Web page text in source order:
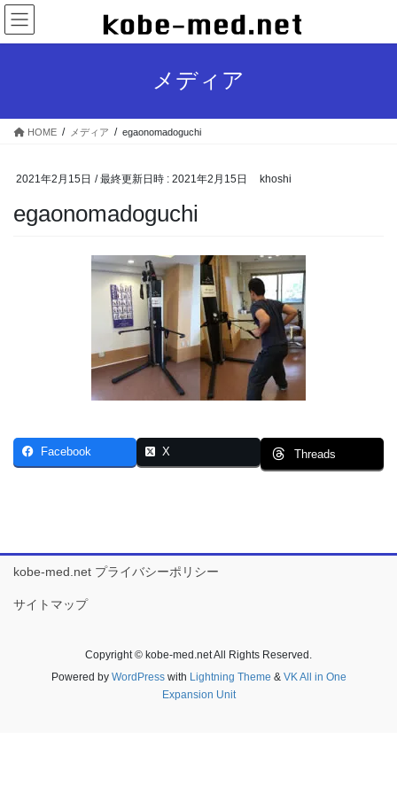
コ
ン
テ
ス
ナ
ビ
ゲ
ン
メディア
HOME メディア egaonomadoguchi
2021年2月15日 / 最終更新日時 : 2021年2月15日 khoshi
egaonomadoguchi
Facebook X Threads
kobe-med.net プライバシーポリシー
サイトマップ
Copyright © kobe-med.net All Rights Reserved.
Powered by WordPresswith Lightning Theme & VK All in One
Expansion Unit